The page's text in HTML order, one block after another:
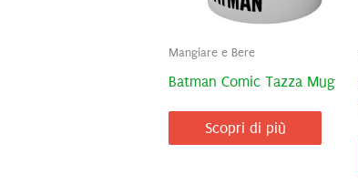
Mangiare e Bere
Batman Comic Tazza Mug
Scopri di più